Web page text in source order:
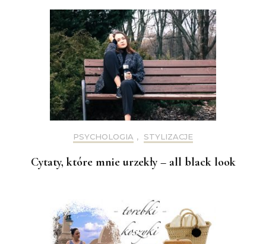
PSYCHOLOGIA , STYLIZACJE
Cytaty, które mnie urzekły – all black look